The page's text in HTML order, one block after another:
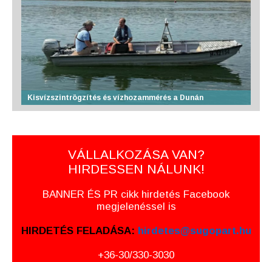
Kisvízszintrögzítés és vízhozammérés a Dunán
VÁLLALKOZÁSA VAN?
HIRDESSEN NÁLUNK!
BANNER ÉS PR cikk hirdetés Facebook
megjelenéssel is
HIRDETÉS FELADÁSA: hirdetes@sugopart.hu
+36-30/330-3030